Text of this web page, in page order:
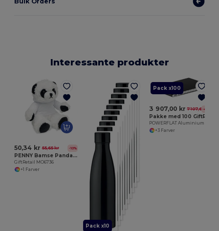
Interessante produkter
50,34 kr 55,65 kr -10%
PENNY Bamse Panda med Hættetrøje til Print
GiftRetail MO6736
+1 Farver
Pack x10
Pack x100
3 907,00 kr 7 107,68 kr
-45%
+3 Farver